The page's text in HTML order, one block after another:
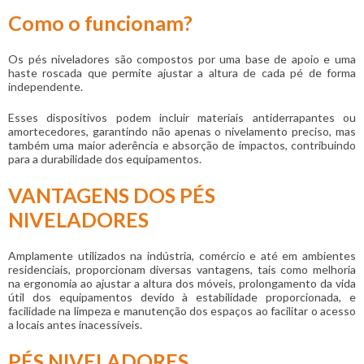
Como o funcionam?
Os pés niveladores são compostos por uma base de apoio e uma
haste roscada que permite ajustar a altura de cada pé de forma
independente.
Esses dispositivos podem incluir materiais antiderrapantes ou
amortecedores, garantindo não apenas o nivelamento preciso, mas
também uma maior aderência e absorção de impactos, contribuindo
para a durabilidade dos equipamentos.
VANTAGENS DOS PÉS
NIVELADORES
Amplamente utilizados na indústria, comércio e até em ambientes
residenciais, proporcionam diversas vantagens, tais como melhoria
na ergonomia ao ajustar a altura dos móveis, prolongamento da vida
útil dos equipamentos devido à estabilidade proporcionada, e
facilidade na limpeza e manutenção dos espaços ao facilitar o acesso
a locais antes inacessíveis.